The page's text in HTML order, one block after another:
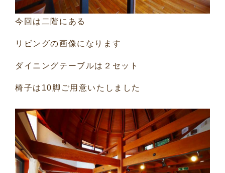
今回は二階にある
リビングの画像になります
ダイニングテーブルは２セット
椅子は10脚ご用意いたしました